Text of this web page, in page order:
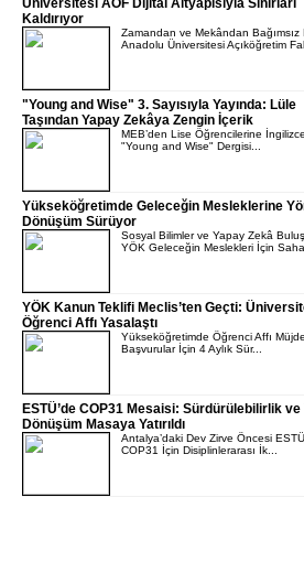
Üniversitesi AÖF Dijital Altyapısıyla Sınırları
Kaldırıyor
Zamandan ve Mekândan Bağımsız
Anadolu Üniversitesi Açıköğretim
"Young and Wise" 3. Sayısıyla Yayında: Lüle
Taşından Yapay Zekâya Zengin İçerik
MEB’den Lise Öğrencilerine
"Young and Wise" Dergisi...
Yükseköğretimde Geleceğin Mesleklerine
Dönüşüm Sürüyor
Sosyal Bilimler ve Yapay Zekâ
YÖK Geleceğin Meslekleri İçin
YÖK Kanun Teklifi Meclis’ten Geçti:
Öğrenci Affı Yasalaştı
Yükseköğretimde Öğrenci Affı
Başvurular İçin 4 Aylık Sür...
ESTÜ’de COP31 Mesaisi: Sürdürülebilirlik ve
Dönüşüm Masaya Yatırıldı
Antalya’daki Dev Zirve Öncesi
COP31 İçin Disiplinlerarası İk...